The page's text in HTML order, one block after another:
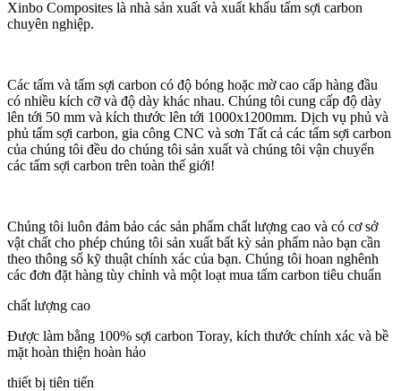
Xinbo Composites là nhà sản xuất và xuất khẩu tấm sợi carbon
chuyên nghiệp.
Các tấm và tấm sợi carbon có độ bóng hoặc mờ cao cấp hàng đầu
có nhiều kích cỡ và độ dày khác nhau. Chúng tôi cung cấp độ dày
lên tới 50 mm và kích thước lên tới 1000x1200mm. Dịch vụ phủ và
phủ tấm sợi carbon, gia công CNC và sơn Tất cả các tấm sợi carbon
của chúng tôi đều do chúng tôi sản xuất và chúng tôi vận chuyển
các tấm sợi carbon trên toàn thế giới!
Chúng tôi luôn đảm bảo các sản phẩm chất lượng cao và có cơ sở
vật chất cho phép chúng tôi sản xuất bất kỳ sản phẩm nào bạn cần
theo thông số kỹ thuật chính xác của bạn. Chúng tôi hoan nghênh
các đơn đặt hàng tùy chỉnh và một loạt mua tấm carbon tiêu chuẩn
chất lượng cao
Được làm bằng 100% sợi carbon Toray, kích thước chính xác và bề
mặt hoàn thiện hoàn hảo
thiết bị tiên tiến